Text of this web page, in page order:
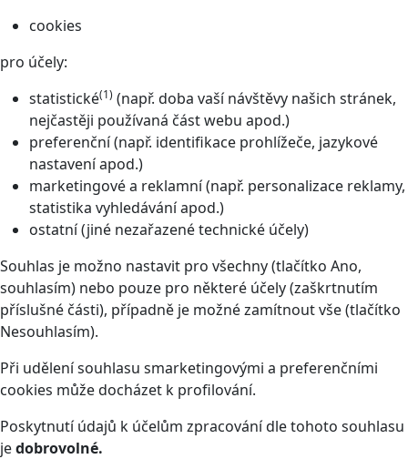
cookies
pro účely:
statistické(1) (např. doba vaší návštěvy našich stránek,
nejčastěji používaná část webu apod.)
preferenční (např. identifikace prohlížeče, jazykové
nastavení apod.)
marketingové a reklamní (např. personalizace reklamy,
statistika vyhledávání apod.)
ostatní (jiné nezařazené technické účely)
Souhlas je možno nastavit pro všechny (tlačítko Ano,
souhlasím) nebo pouze pro některé účely (zaškrtnutím
příslušné části), případně je možné zamítnout vše (tlačítko
Nesouhlasím).
Při udělení souhlasu smarketingovými a preferenčními
cookies může docházet k profilování.
Poskytnutí údajů k účelům zpracování dle tohoto souhlasu
jedobrovolné.